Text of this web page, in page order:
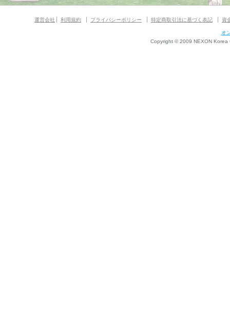
運営会社 利用規約 プライバシーポリシー 特定商取引法に基づく表記 資
オ
Copyright © 2009 NEXON Korea